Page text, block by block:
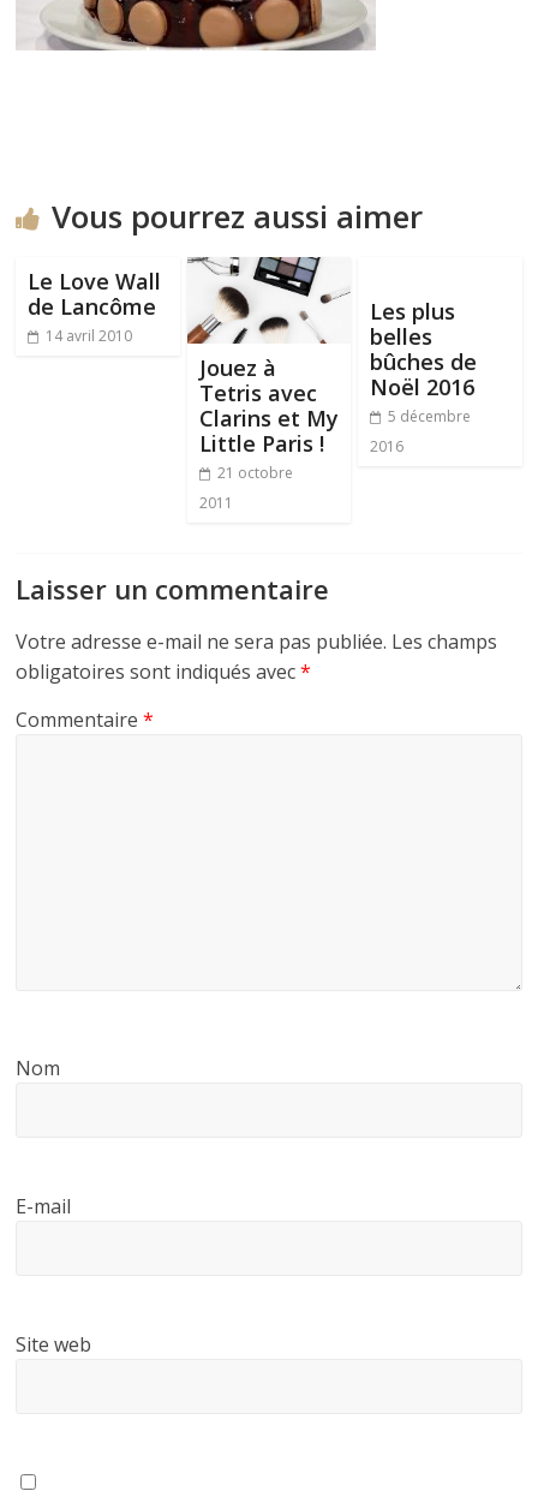
Vous pourrez aussi aimer
Le Love Wall
de Lancôme
14 avril 2010
Jouez à
Tetris avec
Clarins et My
Little Paris !
21 octobre
2011
Les plus
belles
bûches de
Noël 2016
5 décembre
2016
Laisser un commentaire
Votre adresse e-mail ne sera pas publiée. Les champs
obligatoires sont indiqués avec*
Commentaire*
Nom
E-mail
Site web